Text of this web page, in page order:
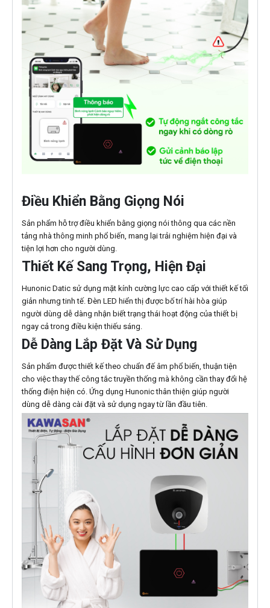
Điều Khiển Bằng Giọng Nói
Sản phẩm hỗ trợ điều khiển bằng giọng nói thông qua các nền
tảng nhà thông minh phổ biến, mang lại trải nghiệm hiện đại và
tiện lợi hơn cho người dùng.
Thiết Kế Sang Trọng, Hiện Đại
Hunonic Datic sử dụng mặt kính cường lực cao cấp với thiết kế tối
giản nhưng tinh tế. Đèn LED hiển thị được bố trí hài hòa giúp
người dùng dễ dàng nhận biết trạng thái hoạt động của thiết bị
ngay cả trong điều kiện thiếu sáng.
Dễ Dàng Lắp Đặt Và Sử Dụng
Sản phẩm được thiết kế theo chuẩn đế âm phổ biến, thuận tiện
cho việc thay thế công tắc truyền thống mà không cần thay đổi hệ
thống điện hiện có. Ứng dụng Hunonic thân thiện giúp người
dùng dễ dàng cài đặt và sử dụng ngay từ lần đầu tiên.